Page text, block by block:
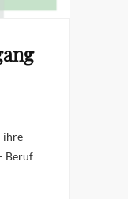
ihre
Beruf